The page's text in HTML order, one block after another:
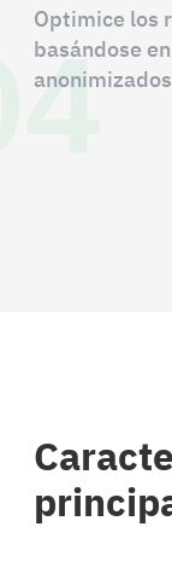
Optimice los
basándose